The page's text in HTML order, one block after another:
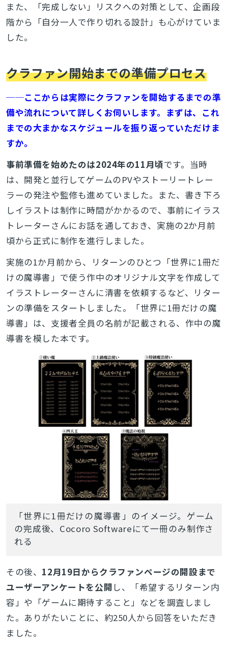
また、「完成しない」リスクへの対策として、企画段
階から「自分一人で作り切れる設計」も心がけていま
した。
クラファン開始までの準備プロセス
──ここからは実際にクラファンを開始するまでの準
備や流れについて詳しくお伺いします。まずは、これ
までの大まかなスケジュールを振り返っていただけま
すか。
事前準備を始めたのは2024年の11月頃です。当時
は、開発と並行してゲームのPVやストーリートレー
ラーの発注や監修も進めていました。また、書き下ろ
しイラストは制作に時間がかかるので、事前にイラス
トレーターさんにお話を通しておき、実施の2か月前
頃から正式に制作を進行しました。
実施の1か月前から、リターンのひとつ「世界に1冊だ
けの魔導書」で使う作中のオリジナル文字を作成して
イラストレーターさんに清書を依頼するなど、リター
ンの準備をスタートしました。「世界に1冊だけの魔
導書」は、支援者全員の名前が記載される、作中の魔
導書を模した本です。
「世界に1冊だけの魔導書」のイメージ。ゲーム
の完成後、Cocoro Softwareにて一冊のみ制作さ
れる
その後、 12月19日からクラファンページの開設まで
ユーザーアンケートを公開 し、「希望するリターン内
容」や「ゲームに期待すること」などを調査しまし
た。ありがたいことに、約250人から回答をいただき
ました。